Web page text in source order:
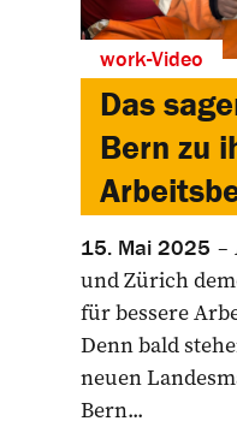
work-Video
Das
Bern zu
15. Mai 2025
und Zürich
für bessere
Denn bald
neuen
Bern...